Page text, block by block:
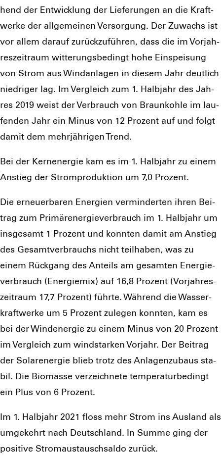
hend der Ent­wick­lung der Lie­fe­run­gen an die Kraft­
wer­ke der all­ge­mei­nen Ver­sor­gung. Der Zuwachs ist
vor allem dar­auf zurück­zu­füh­ren, dass die im Vor­jah­
res­zeit­raum wit­te­rungs­be­dingt hohe Ein­spei­sung
von Strom aus Wind­an­la­gen in die­sem Jahr deut­lich
nied­ri­ger lag. Im Ver­gleich zum 1. Halb­jahr des Jah­
res 2019 weist der Ver­brauch von Braun­koh­le im lau­
fen­den Jahr ein Minus von 12 Pro­zent auf und folgt
damit dem mehr­jäh­ri­gen Trend.
Bei der Kern­ener­gie kam es im 1. Halb­jahr zu einem
Anstieg der Strom­pro­duk­ti­on um 7,0 Pro­zent.
Die erneu­er­ba­ren Ener­gien ver­min­der­ten ihren Bei­
trag zum Pri­mär­ener­gie­ver­brauch im 1. Halb­jahr um
ins­ge­samt 1 Pro­zent und konn­ten damit am Anstieg
des Gesamt­ver­brauchs nicht teil­ha­ben, was zu
einem Rück­gang des Anteils am gesam­ten Ener­gie­
ver­brauch (Ener­gie­mix) auf 16,8 Pro­zent (Vor­jah­res­
zeit­raum 17,7 Pro­zent) führ­te. Wäh­rend die Was­ser­
kraft­wer­ke um 5 Pro­zent zule­gen konn­ten, kam es
bei der Wind­ener­gie zu einem Minus von 20 Pro­zent
im Ver­gleich zum wind­star­ken Vor­jahr. Der Bei­trag
der Solar­ener­gie blieb trotz des Anla­gen­zu­baus sta­
bil. Die Bio­mas­se ver­zeich­ne­te tem­pe­ra­tur­be­dingt
ein Plus von 6 Pro­zent.
Im 1. Halb­jahr 2021 floss mehr Strom ins Aus­land als
umge­kehrt nach Deutsch­land. In Sum­me ging der
posi­ti­ve Strom­aus­tausch­sal­do zurück.